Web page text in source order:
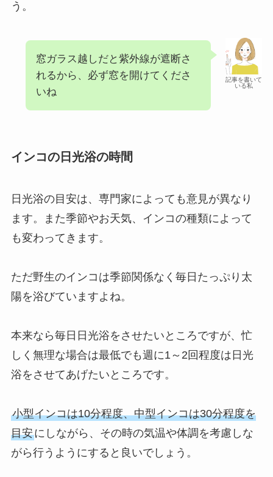
う。
記事を書いて
いる私
窓ガラス越しだと紫外線が遮断さ
れるから、必ず窓を開けてくださ
いね
インコの日光浴の時間
日光浴の目安は、専門家によっても意見が異なり
ます。また季節やお天気、インコの種類によって
も変わってきます。
ただ野生のインコは季節関係なく毎日たっぷり太
陽を浴びていますよね。
本来なら毎日日光浴をさせたいところですが、忙
しく無理な場合は最低でも週に1～2回程度は日光
浴をさせてあげたいところです。
小型インコは10分程度、中型インコは30分程度を
目安にしながら、その時の気温や体調を考慮しな
がら行うようにすると良いでしょう。